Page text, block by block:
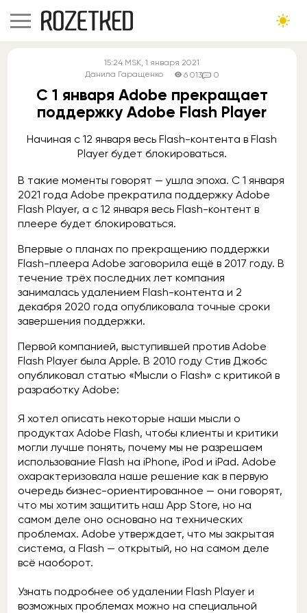
15:24 MSK, 1 января 2021
Данила Гаращенко
6 013 0
С 1 января Adobe прекращает
поддержку Adobe Flash Player
Начиная с 12 января весь Flash-контента в Flash
Player будет блокироваться.
В такие моменты говорят — ушла эпоха. С 1 января
2021 года Adobe прекратила поддержку Adobe
Flash Player, а с 12 января весь Flash-контент в
плеере будет блокироваться.
Впервые о планах по прекращению поддержки
Flash-плеера Adobe заговорила ещё в 2017 году. В
течение трёх последних лет компания
занималась удалением Flash-контента и 2
декабря 2020 года опубликовала точные сроки
завершения поддержки.
Первой компанией, выступившей против Adobe
Flash Player была Apple. В 2010 году Стив Джобс
опубликовал статью «Мысли о Flash» с критикой в
разработку Adobe:
Я хотел описать некоторые наши мысли о
продуктах Adobe Flash, чтобы клиенты и критики
могли лучше понять, почему мы не разрешаем
использование Flash на iPhone, iPod и iPad. Adobe
охарактеризовала наше решение как в первую
очередь бизнес-ориентированное — они говорят,
что мы хотим защитить наш App Store, но на
самом деле оно основано на технических
проблемах. Adobe утверждает, что мы закрытая
система, а Flash — открытый, но на самом деле
всё наоборот.
Узнать подробнее об удалении Flash Player и
возможных проблемах можно на специальной